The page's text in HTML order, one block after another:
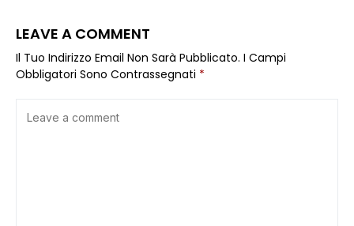
LEAVE A COMMENT
Il Tuo Indirizzo Email Non Sarà Pubblicato. I Campi
Obbligatori Sono Contrassegnati *